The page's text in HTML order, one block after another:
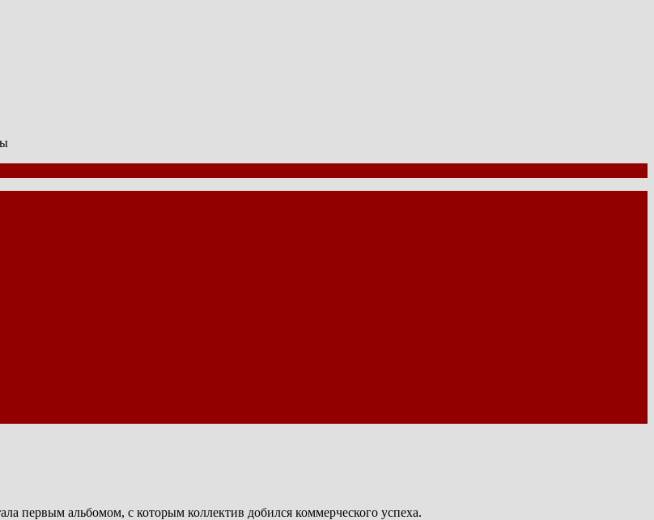
первым альбомом, с которым коллектив добился коммерческого успеха.